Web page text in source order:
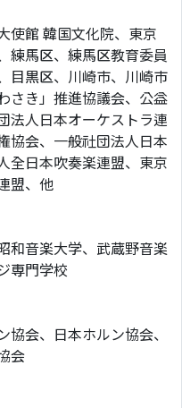
使館 韓国文化院、東京
練馬区、練馬区教育委員
目黒区、川崎市、川崎市
さき」推進協議会、公益
法人日本オーケストラ連
協会、一般社団法人日本
全日本吹奏楽連盟、東京
盟、他
和音楽大学、武蔵野音楽
専門学校
会、日本ホルン協会、
会